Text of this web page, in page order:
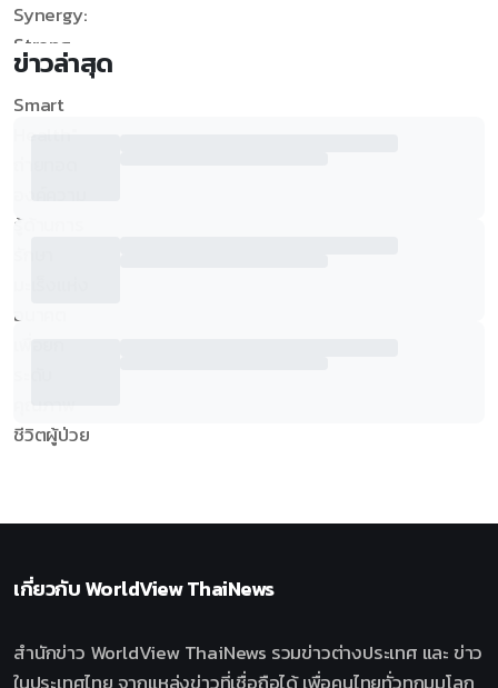
ข่าวล่าสุด
เกี่ยวกับWorldView ThaiNews
สำนักข่าว WorldView ThaiNews รวมข่าวต่างประเทศ และ ข่าว